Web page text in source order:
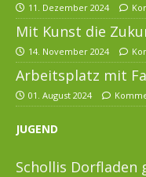
11. Dezember 2024
Mit Kunst die
14. November 2024
Arbeitsplatz mit
01. August 2024
JUGEND
Schollis Dorfladen